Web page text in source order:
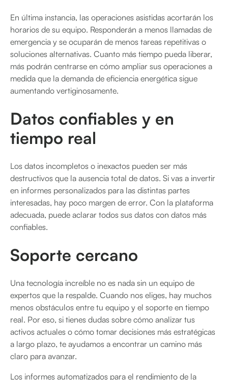
En última instancia, las operaciones asistidas acortarán los
horarios de su equipo. Responderán a menos llamadas de
emergencia y se ocuparán de menos tareas repetitivas o
soluciones alternativas. Cuanto más tiempo pueda liberar,
más podrán centrarse en cómo ampliar sus operaciones a
medida que la demanda de eficiencia energética sigue
aumentando vertiginosamente.
Datos confiables y en
tiempo real
Los datos incompletos o inexactos pueden ser más
destructivos que la ausencia total de datos. Si vas a invertir
en informes personalizados para las distintas partes
interesadas, hay poco margen de error. Con la plataforma
adecuada, puede aclarar todos sus datos con datos más
confiables.
Soporte cercano
Una tecnología increíble no es nada sin un equipo de
expertos que la respalde. Cuando nos eliges, hay muchos
menos obstáculos entre tu equipo y el soporte en tiempo
real. Por eso, si tienes dudas sobre cómo analizar tus
activos actuales o cómo tomar decisiones más estratégicas
a largo plazo, te ayudamos a encontrar un camino más
claro para avanzar.
Los informes automatizados para el rendimiento de la